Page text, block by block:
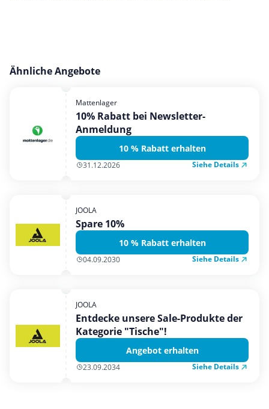
Ähnliche Angebote
Mattenlager
10% Rabatt bei Newsletter-
Anmeldung
10 % Rabatt erhalten
31.12.2026 Siehe Details
JOOLA
Spare 10%
10 % Rabatt erhalten
04.09.2030 Siehe Details
JOOLA
Entdecke unsere Sale-Produkte der
Kategorie "Tische"!
Angebot erhalten
23.09.2034 Siehe Details